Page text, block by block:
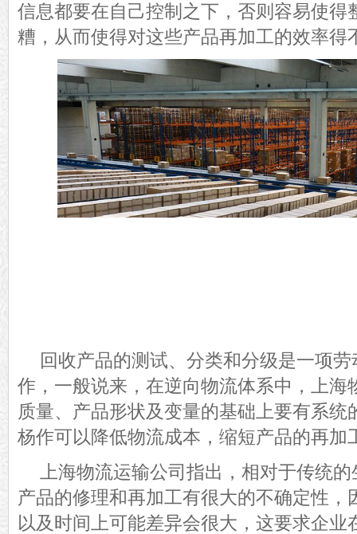
信息都要在自己控制之下， 否则容易使得
糟，从而使得对这些产品再加工的效率得
回收产品的测试、分类和分级是一项
作，一般说来，在逆向物流体系中，
上
质量、产品形状及变量的基础上要有系统
杨作可以降低物流成本，缩短产品的再加
上海物流运输公司指出， 相对于传统
产品的修理和再加工有很大的不确定性，
以及时间上可能差异会很大，这要求企业